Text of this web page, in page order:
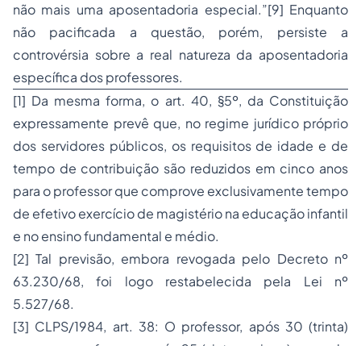
não mais uma aposentadoria especial.”[9] Enquanto
não pacificada a questão, porém, persiste a
controvérsia sobre a real natureza da aposentadoria
específica dos professores.
[1] Da mesma forma, o art. 40, §5º, da Constituição
expressamente prevê que, no regime jurídico próprio
dos servidores públicos, os requisitos de idade e de
tempo de contribuição são reduzidos em cinco anos
para o professor que comprove exclusivamente tempo
de efetivo exercício de magistério na educação infantil
e no ensino fundamental e médio.
[2] Tal previsão, embora revogada pelo Decreto nº
63.230/68, foi logo restabelecida pela Lei nº
5.527/68.
[3] CLPS/1984, art. 38: O professor, após 30 (trinta)